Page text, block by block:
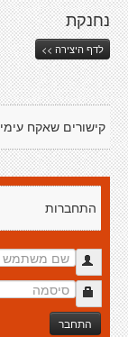
נחנקת
לדף היצירה >>
קישורים שאקח עימי
התחברות
התחבר